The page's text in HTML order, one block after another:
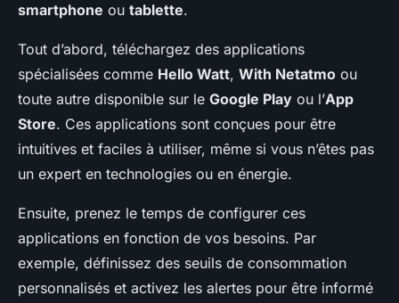
smartphone ou tablette.
Tout d’abord, téléchargez des applications
spécialisées comme Hello Watt, With Netatmo ou
toute autre disponible sur le Google Play ou l’App
Store. Ces applications sont conçues pour être
intuitives et faciles à utiliser, même si vous n’êtes pas
un expert en technologies ou en énergie.
Ensuite, prenez le temps de configurer ces
applications en fonction de vos besoins. Par
exemple, définissez des seuils de consommation
personnalisés et activez les alertes pour être informé